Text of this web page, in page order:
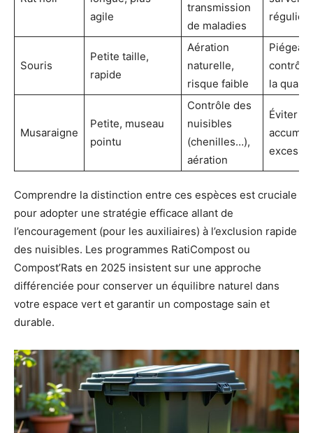
agile
transmission
de maladies
Souris
Petite taille,
rapide
Aération
naturelle,
risque faible
contrôle
la
Musaraigne
Petite, museau
pointu
Contrôle des
nuisibles
(chenilles…),
aération
Éviter
Comprendre la distinction entre ces espèces est cruciale
pour adopter une stratégie efficace allant de
l’encouragement (pour les auxiliaires) à l’exclusion rapide
des nuisibles. Les programmes RatiCompost ou
Compost’Rats en 2025 insistent sur une approche
différenciée pour conserver un équilibre naturel dans
votre espace vert et garantir un compostage sain et
durable.